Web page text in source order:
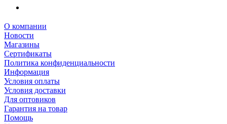
О компании
Новости
Магазины
Сертификаты
Политика конфиденциальности
Информация
Условия оплаты
Условия доставки
Для оптовиков
Гарантия на товар
Помощь